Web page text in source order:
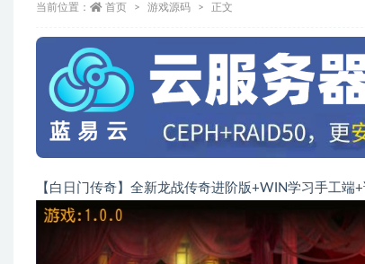
当前位置： 首页 游戏源码 正文
【白日门传奇】全新龙战传奇进阶版+WIN学习手工端